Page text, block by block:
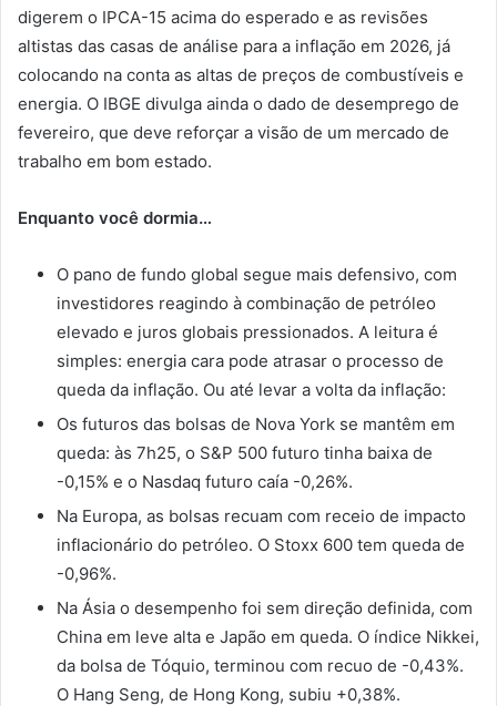
digerem o IPCA-15 acima do esperado e as revisões
altistas das casas de análise para a inflação em 2026, já
colocando na conta as altas de preços de combustíveis e
energia. O IBGE divulga ainda o dado de desemprego de
fevereiro, que deve reforçar a visão de um mercado de
trabalho em bom estado.
Enquanto você dormia…
O pano de fundo global segue mais defensivo, com
investidores reagindo à combinação de petróleo
elevado e juros globais pressionados. A leitura é
simples: energia cara pode atrasar o processo de
queda da inflação. Ou até levar a volta da inflação:
Os futuros das bolsas de Nova York se mantêm em
queda: às 7h25, o S&P 500 futuro tinha baixa de
-0,15% e o Nasdaq futuro caía -0,26%.
Na Europa, as bolsas recuam com receio de impacto
inflacionário do petróleo. O Stoxx 600 tem queda de
-0,96%.
Na Ásia o desempenho foi sem direção definida, com
China em leve alta e Japão em queda. O índice Nikkei,
da bolsa de Tóquio, terminou com recuo de -0,43%.
O Hang Seng, de Hong Kong, subiu +0,38%.